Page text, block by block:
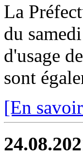
La
du
d'usage
sont
[En